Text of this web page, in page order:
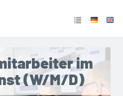
im
(W/M/D)